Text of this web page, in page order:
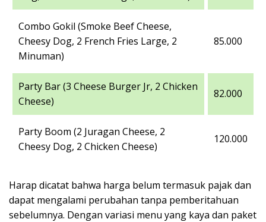
Combo Gokil (Smoke Beef Cheese,
Cheesy Dog, 2 French Fries Large, 2
Minuman)
85.000
Party Bar (3 Cheese Burger Jr, 2 Chicken
Cheese)
82.000
Party Boom (2 Juragan Cheese, 2
Cheesy Dog, 2 Chicken Cheese)
120.000
Harap dicatat bahwa harga belum termasuk pajak dan
dapat mengalami perubahan tanpa pemberitahuan
sebelumnya. Dengan variasi menu yang kaya dan paket